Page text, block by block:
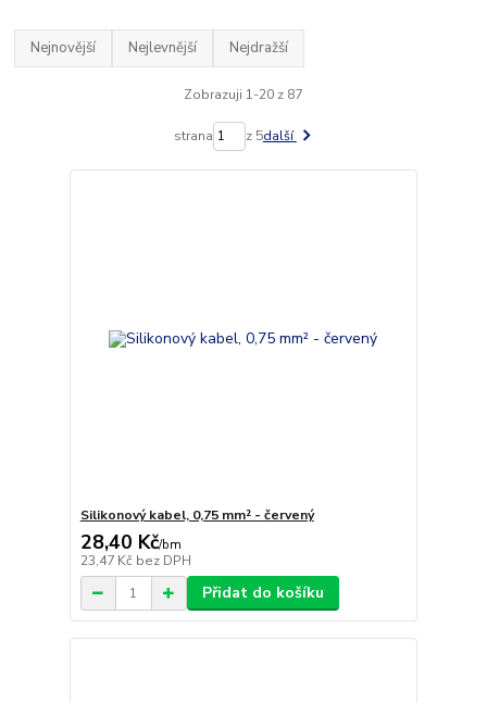
Nejnovější Nejlevnější Nejdražší
Zobrazuji 1-20 z 87
strana z 5další
Silikonový kabel, 0,75 mm² - červený
28,40 Kč/bm
23,47 Kč bez DPH
Přidat do košíku